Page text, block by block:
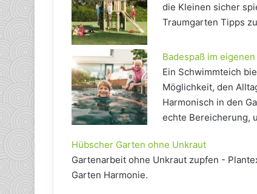
die Kleinen sicher
Traumgarten Tipps
Badespaß im
Ein Schwimmteich
Möglichkeit, den
Harmonisch in den
echte Bereicherung,
Hübscher Garten ohne Unkraut
Gartenarbeit ohne Unkraut zupfen -
Garten Harmonie.